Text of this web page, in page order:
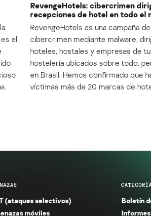
el
RevengeHotels: cibercrimen
recepciones de hotel en todo el
RevengeHotels es una campaña de
cibercrimen mediante malware,
hoteles, hostales y empresas de
hostelería ubicados sobre todo,
en Brasil. Hemos confirmado que
víctimas más de 20 marcas de
(ataques selectivos)
móviles
Boletín